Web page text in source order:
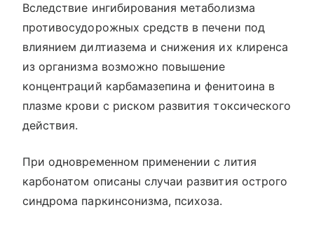
Вследствие ингибирования метаболизма
противосудорожных средств в печени под
влиянием дилтиазема и снижения их клиренса
из организма возможно повышение
концентраций карбамазепина и фенитоина в
плазме крови с риском развития токсического
действия.
При одновременном применении с лития
карбонатом описаны случаи развития острого
синдрома паркинсонизма, психоза.